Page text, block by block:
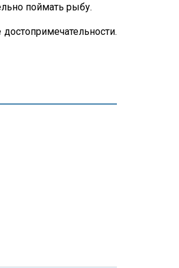
поймать рыбу.